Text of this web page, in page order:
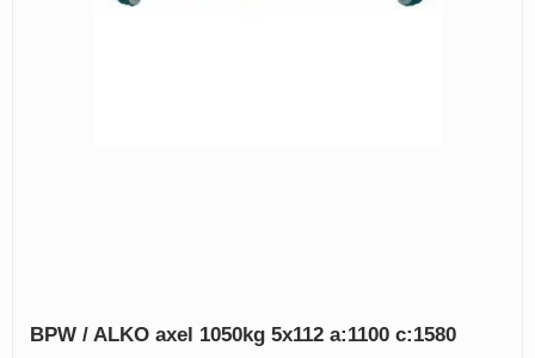
BPW / ALKO axel 1050kg 5x112 a:1100 c:1580